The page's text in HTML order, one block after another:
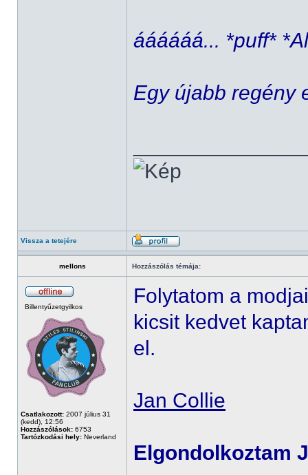
áááááá... *puff*
Egy újabb regény
Vissza a tetejére
mellons Hozzászólás témája:
Billentyűzetgyilkos
Csatlakozott: 2007 július 31
(kedd), 12:56
Hozzászólások: 6753
Tartózkodási hely: Neverland
Folytatom a
kicsit kedvet
el.
Jan Collie
Elgondolkoztam